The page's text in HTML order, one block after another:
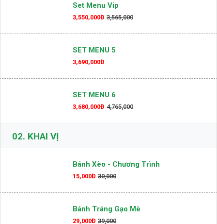
Set Menu Vip
3,550,000Đ 3,565,000
SET MENU 5
3,690,000Đ
SET MENU 6
3,680,000Đ 4,765,000
02. KHAI VỊ
Bánh Xèo - Chương Trình
15,000Đ 30,000
Bánh Tráng Gạo Mè
29,000Đ 39,000